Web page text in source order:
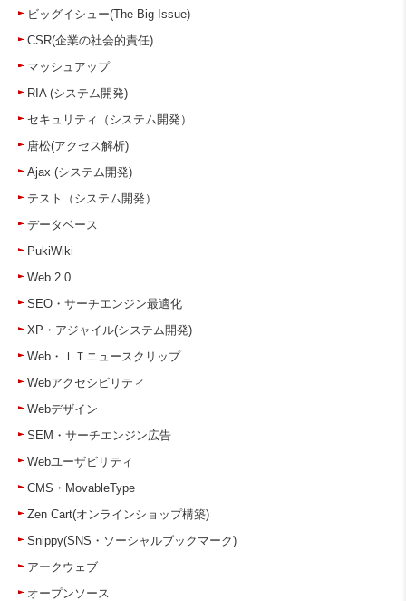
ビッグイシュー(The Big Issue)
CSR(企業の社会的責任)
マッシュアップ
RIA (システム開発)
セキュリティ（システム開発）
唐松(アクセス解析)
Ajax (システム開発)
テスト（システム開発）
データベース
PukiWiki
Web 2.0
SEO・サーチエンジン最適化
XP・アジャイル(システム開発)
Web・ＩＴニュースクリップ
Webアクセシビリティ
Webデザイン
SEM・サーチエンジン広告
Webユーザビリティ
CMS・MovableType
Zen Cart(オンラインショップ構築)
Snippy(SNS・ソーシャルブックマーク)
アークウェブ
オープンソース